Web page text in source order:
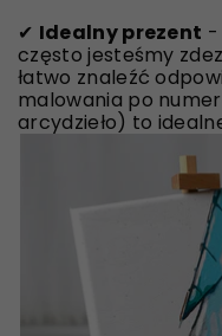
✔ Idealny prezent -
często jesteśmy
łatwo znaleźć
malowania po
arcydzieło) to